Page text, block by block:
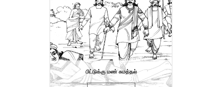
பிட்டுக்கு மண் சுமத்தல்